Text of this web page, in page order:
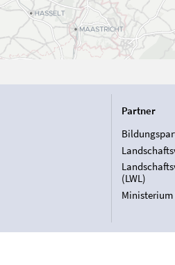
Partner
(LWL)
Ministerium